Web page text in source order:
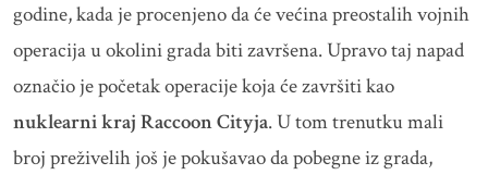
godine, kada je procenjeno da će većina preostalih vojnih
operacija u okolini grada biti završena. Upravo taj napad
označio je početak operacije koja će završiti kao
nuklearni kraj Raccoon Cityja. U tom trenutku mali
broj preživelih još je pokušavao da pobegne iz grada,